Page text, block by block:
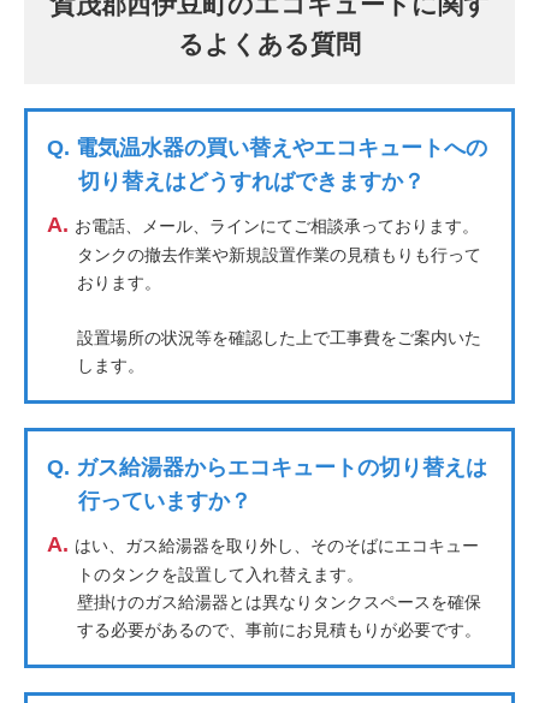
るよくある質問
Q. 電気温水器の買い替えやエコキュートへの
切り替えはどうすればできますか？
A. お電話、メール、ラインにてご相談承っております。
タンクの撤去作業や新規設置作業の見積もりも行って
おります。
設置場所の状況等を確認した上で工事費をご案内いた
します。
Q. ガス給湯器からエコキュートの切り替えは
行っていますか？
A. はい、ガス給湯器を取り外し、そのそばにエコキュー
トのタンクを設置して入れ替えます。
壁掛けのガス給湯器とは異なりタンクスペースを確保
する必要があるので、事前にお見積もりが必要です。